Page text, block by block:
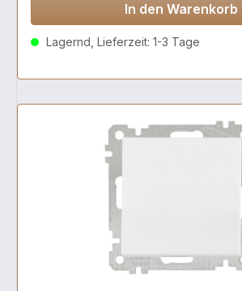
In den Warenkorb
Lagernd, Lieferzeit: 1-3 Tage